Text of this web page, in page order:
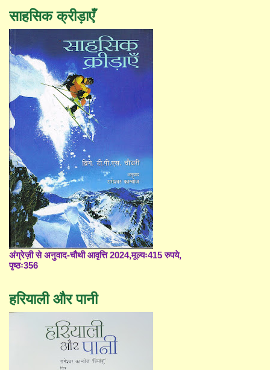
साहसिक क्रीड़ाएँ
अंग्रेज़ी से अनुवाद-चौथी आवृत्ति 2024,मूल्यः415 रुपये,
पृष्ठः356
हरियाली और पानी